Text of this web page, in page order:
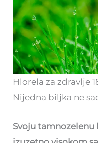
Hlorela za zdravlje
Nijedna biljka ne
Svoju